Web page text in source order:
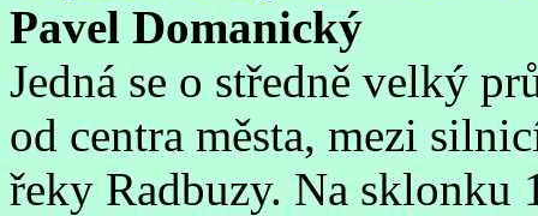
Pavel Domanický
Jedná se o středně velký
od centra města, mezi
řeky Radbuzy. Na sklonku